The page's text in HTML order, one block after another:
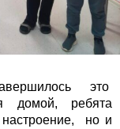
это
домой, ребята
но и